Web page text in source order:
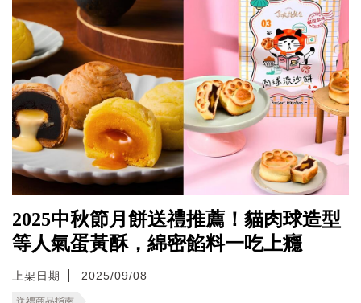
2025中秋節月餅送禮推薦！貓肉球造型
等人氣蛋黃酥，綿密餡料一吃上癮
上架日期 2025/09/08